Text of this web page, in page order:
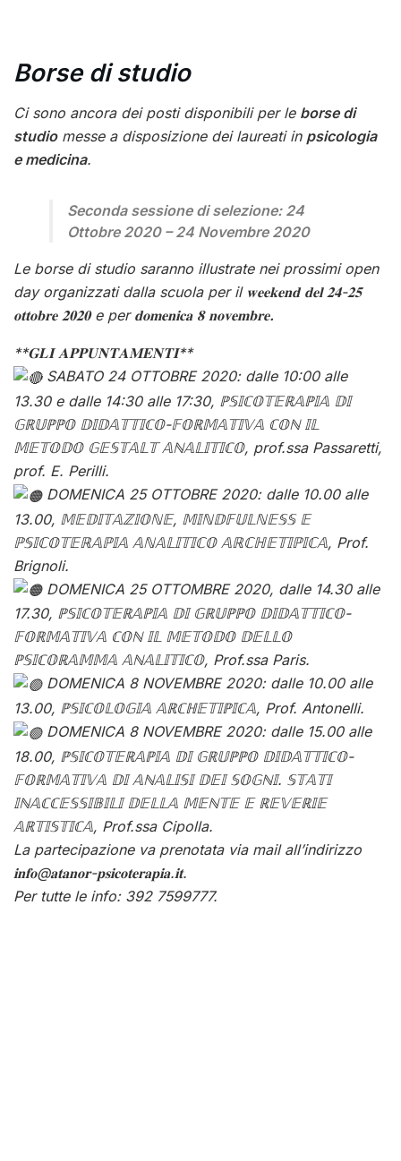
Borse di studio
Ci sono ancora dei posti disponibili per le borse di
studiomesse a disposizione dei laureati in psicologia
e medicina.
Seconda sessione di selezione: 24
Ottobre 2020 – 24 Novembre 2020
Le borse di studio saranno illustrate nei prossimi open
day organizzati dalla scuola per il 𝐰𝐞𝐞𝐤𝐞𝐧𝐝 𝐝𝐞𝐥 𝟐𝟒-𝟐𝟓
𝐨𝐭𝐭𝐨𝐛𝐫𝐞 𝟐𝟎𝟐𝟎 e per 𝐝𝐨𝐦𝐞𝐧𝐢𝐜𝐚 𝟖 𝐧𝐨𝐯𝐞𝐦𝐛𝐫𝐞.
**𝐆𝐋𝐈 𝐀𝐏𝐏𝐔𝐍𝐓𝐀𝐌𝐄𝐍𝐓𝐈**
SABATO 24 OTTOBRE 2020: dalle 10:00 alle
13.30 e dalle 14:30 alle 17:30, ℙ𝕊𝕀ℂ𝕆𝕋𝔼ℝ𝔸ℙ𝕀𝔸 𝔻𝕀
𝔾ℝ𝕌ℙℙ𝕆 𝔻𝕀𝔻𝔸𝕋𝕋𝕀ℂ𝕆-𝔽𝕆ℝ𝕄𝔸𝕋𝕀𝕍𝔸 ℂ𝕆ℕ 𝕀𝕃
𝕄𝔼𝕋𝕆𝔻𝕆 𝔾𝔼𝕊𝕋𝔸𝕃𝕋 𝔸ℕ𝔸𝕃𝕀𝕋𝕀ℂ𝕆, prof.ssa Passaretti,
prof. E. Perilli.
DOMENICA 25 OTTOBRE 2020: dalle 10.00 alle
13.00, 𝕄𝔼𝔻𝕀𝕋𝔸ℤ𝕀𝕆ℕ𝔼, 𝕄𝕀ℕ𝔻𝔽𝕌𝕃ℕ𝔼𝕊𝕊 𝔼
ℙ𝕊𝕀ℂ𝕆𝕋𝔼ℝ𝔸ℙ𝕀𝔸 𝔸ℕ𝔸𝕃𝕀𝕋𝕀ℂ𝕆 𝔸ℝℂℍ𝔼𝕋𝕀ℙ𝕀ℂ𝔸, Prof.
Brignoli.
DOMENICA 25 OTTOMBRE 2020, dalle 14.30 alle
17.30, ℙ𝕊𝕀ℂ𝕆𝕋𝔼ℝ𝔸ℙ𝕀𝔸 𝔻𝕀 𝔾ℝ𝕌ℙℙ𝕆 𝔻𝕀𝔻𝔸𝕋𝕋𝕀ℂ𝕆-
𝔽𝕆ℝ𝕄𝔸𝕋𝕀𝕍𝔸 ℂ𝕆ℕ 𝕀𝕃 𝕄𝔼𝕋𝕆𝔻𝕆 𝔻𝔼𝕃𝕃𝕆
ℙ𝕊𝕀ℂ𝕆ℝ𝔸𝕄𝕄𝔸 𝔸ℕ𝔸𝕃𝕀𝕋𝕀ℂ𝕆, Prof.ssa Paris.
DOMENICA 8 NOVEMBRE 2020: dalle 10.00 alle
13.00, ℙ𝕊𝕀ℂ𝕆𝕃𝕆𝔾𝕀𝔸 𝔸ℝℂℍ𝔼𝕋𝕀ℙ𝕀ℂ𝔸, Prof. Antonelli.
DOMENICA 8 NOVEMBRE 2020: dalle 15.00 alle
18.00, ℙ𝕊𝕀ℂ𝕆𝕋𝔼ℝ𝔸ℙ𝕀𝔸 𝔻𝕀 𝔾ℝ𝕌ℙℙ𝕆 𝔻𝕀𝔻𝔸𝕋𝕋𝕀ℂ𝕆-
𝔽𝕆ℝ𝕄𝔸𝕋𝕀𝕍𝔸 𝔻𝕀 𝔸ℕ𝔸𝕃𝕀𝕊𝕀 𝔻𝔼𝕀 𝕊𝕆𝔾ℕ𝕀. 𝕊𝕋𝔸𝕋𝕀
𝕀ℕ𝔸ℂℂ𝔼𝕊𝕊𝕀𝔹𝕀𝕃𝕀 𝔻𝔼𝕃𝕃𝔸 𝕄𝔼ℕ𝕋𝔼 𝔼 ℝ𝔼𝕍𝔼ℝ𝕀𝔼
𝔸ℝ𝕋𝕀𝕊𝕋𝕀ℂ𝔸, Prof.ssa Cipolla.
La partecipazione va prenotata via mail all’indirizzo
𝐢𝐧𝐟𝐨@𝐚𝐭𝐚𝐧𝐨𝐫-𝐩𝐬𝐢𝐜𝐨𝐭𝐞𝐫𝐚𝐩𝐢𝐚.𝐢𝐭.
Per tutte le info: 392 7599777.